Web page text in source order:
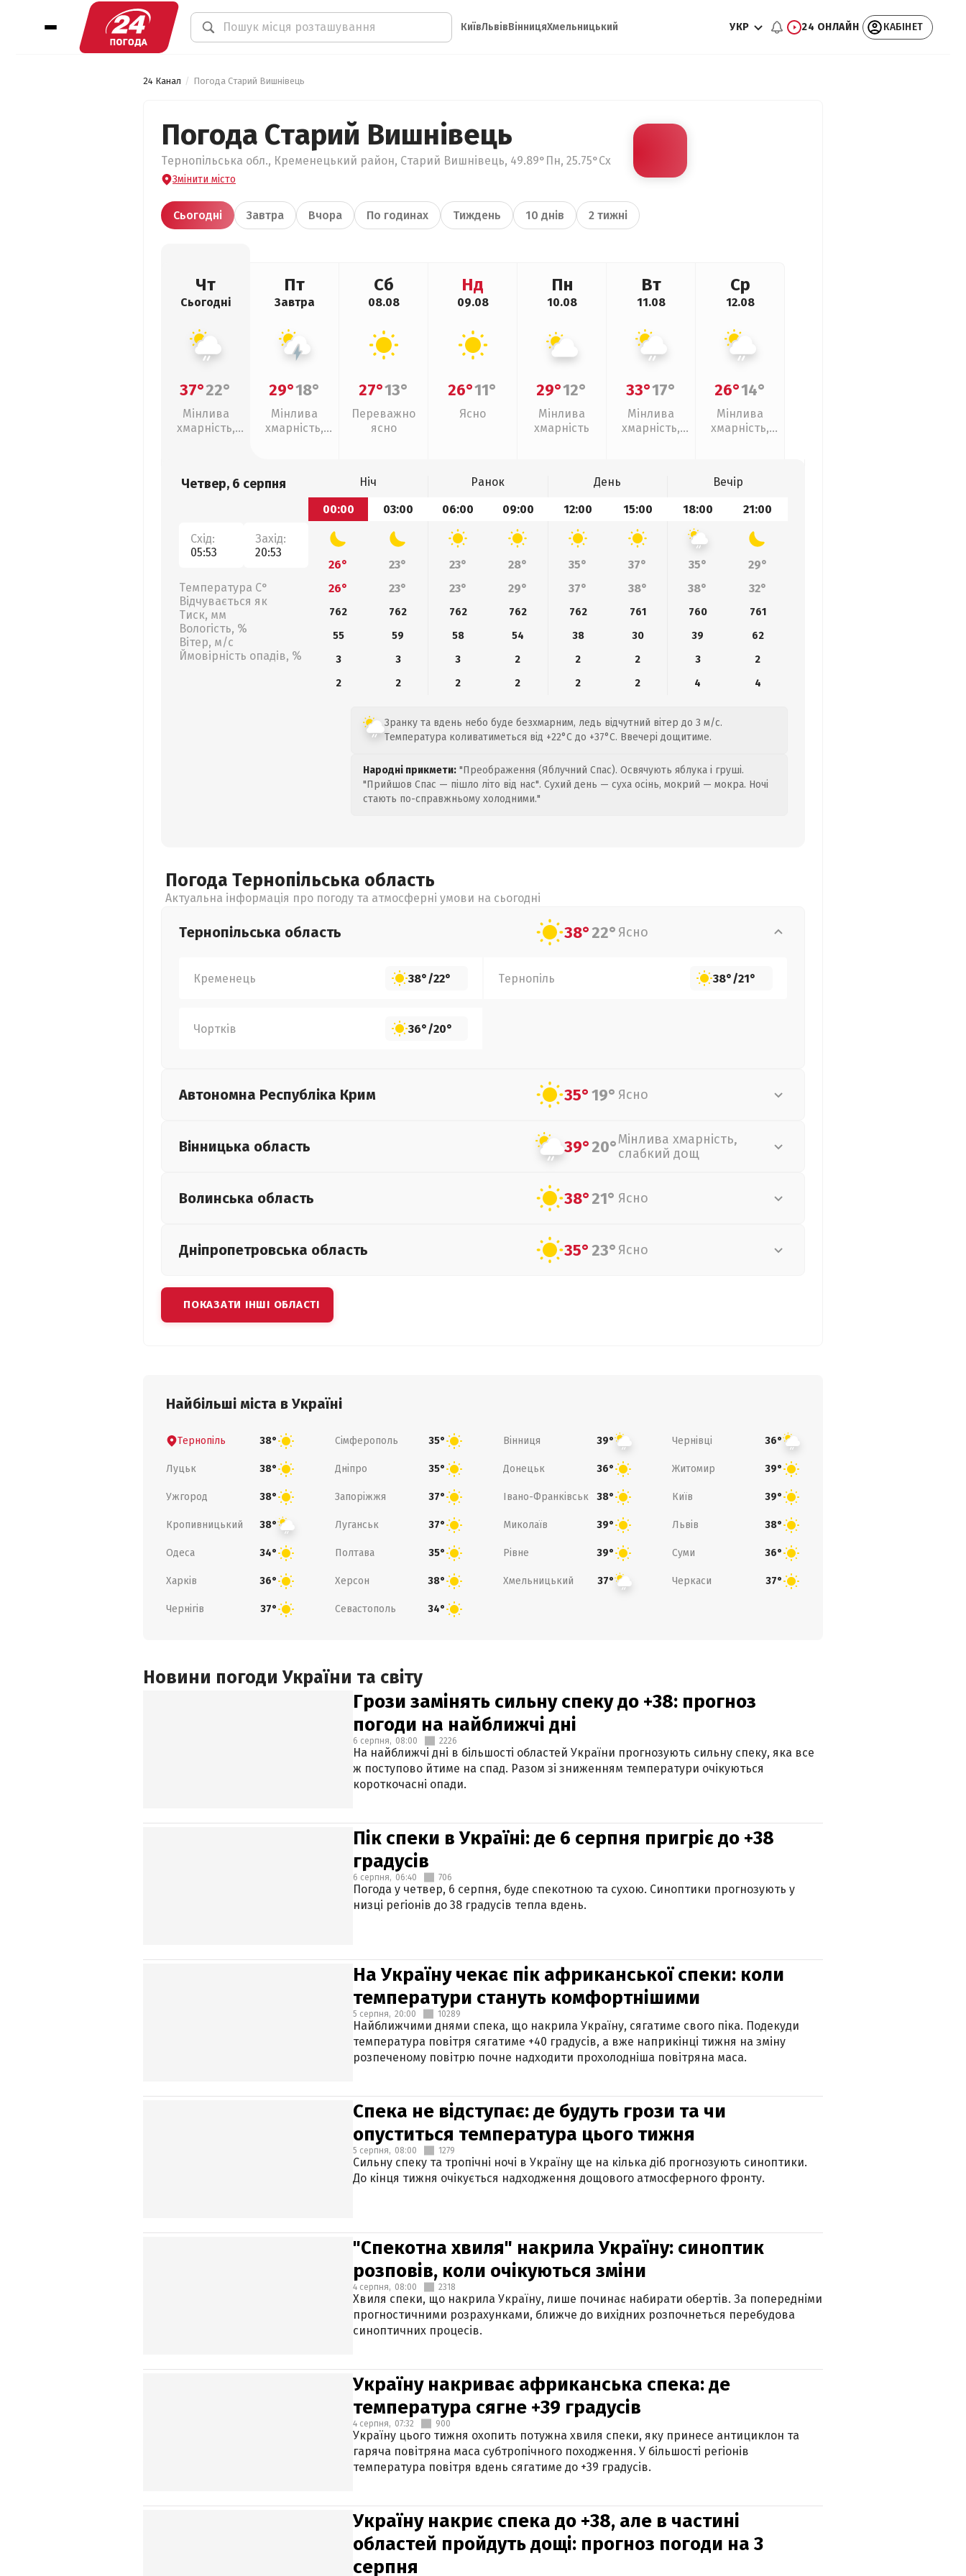
КиївЛьвівВінницяХмельницький УКР 24 ОНЛАЙН КАБІНЕТ
24 Канал Погода Старий Вишнівець
Погода Старий Вишнівець
Тернопільська обл., Кременецький район, Старий Вишнівець, 49.89°Пн, 25.75°Сх
Змінити місто
Сьогодні Завтра Вчора По годинах Тиждень 10 днів 2 тижні
Чт
Сьогодні
37°22°
Мінлива
хмарність,
Пт
Завтра
29°18°
Мінлива
хмарність,
Сб
08.08
27°13°
Переважно
ясно
Нд
09.08
26°11°
Ясно
Пн
10.08
29°12°
Мінлива
хмарність
Вт
11.08
33°17°
Мінлива
хмарність,
Ср
12.08
26°14°
Мінлива
хмарність,
Четвер, 6 серпня
Схід:
05:53
Захід:
20:53
Температура С°
Відчувається як
Тиск, мм
Вологість, %
Вітер, м/с
Ймовірність опадів, %
Ніч Ранок День
Вечір
00:00
03:00 06:00 09:00 12:00 15:00 18:00 21:00
26° 23° 23° 28° 35° 37° 35°
29°
26°
23° 23° 29° 37° 38° 38° 32°
762 762 762 762 762 761 760
761
55
59 58 54 38 30 39
62
3
3 3 2 2 2 3
2
2
2 2 2 2 2 4 4
Зранку та вдень небо буде безхмарним, ледь відчутний вітер до 3 м/с.
Температура коливатиметься від +22°C до +37°C. Ввечері дощитиме.
Народні прикмети: "Преображення (Яблучний Спас). Освячують яблука і груші.
"Прийшов Спас — пішло літо від нас". Сухий день — суха осінь, мокрий — мокра. Ночі
стають по-справжньому холодними."
Погода Тернопільська область
Актуальна інформація про погоду та атмосферні умови на сьогодні
Тернопільська область 38°22° Ясно
Кременець 38°/22° Тернопіль 38°/21°
Чортків 36°/20°
Автономна Республіка Крим 35°19° Ясно
Вінницька область 39°20°Мінлива хмарність,
слабкий дощ
Волинська область 38°21° Ясно
Дніпропетровська область 35°23° Ясно
ПОКАЗАТИ ІНШІ ОБЛАСТІ
Найбільші міста в Україні
Тернопіль 38° Сімферополь 35° Вінниця 39° Чернівці 36°
Луцьк 38° Дніпро 35° Донецьк 36° Житомир 39°
Ужгород 38° Запоріжжя 37° Івано-Франківськ 38° Київ 39°
Кропивницький 38° Луганськ 37° Миколаїв 39° Львів 38°
Одеса 34° Полтава 35° Рівне 39° Суми 36°
Харків 36° Херсон 38° Хмельницький 37° Черкаси 37°
Чернігів 37° Севастополь 34°
Новини погоди України та світу
Грози замінять сильну спеку до +38: прогноз
погоди на найближчі дні
6 серпня, 08:00 2226
На найближчі дні в більшості областей України прогнозують сильну спеку, яка все
ж поступово йтиме на спад. Разом зі зниженням температури очікуються
короткочасні опади.
Пік спеки в Україні: де 6 серпня пригріє до +38
градусів
6 серпня, 06:40 706
Погода у четвер, 6 серпня, буде спекотною та сухою. Синоптики прогнозують у
низці регіонів до 38 градусів тепла вдень.
На Україну чекає пік африканської спеки: коли
температури стануть комфортнішими
5 серпня, 20:00 10289
Найближчими днями спека, що накрила Україну, сягатиме свого піка. Подекуди
температура повітря сягатиме +40 градусів, а вже наприкінці тижня на зміну
розпеченому повітрю почне надходити прохолодніша повітряна маса.
Спека не відступає: де будуть грози та чи
опуститься температура цього тижня
5 серпня, 08:00 1279
Сильну спеку та тропічні ночі в Україну ще на кілька діб прогнозують синоптики.
До кінця тижня очікується надходження дощового атмосферного фронту.
"Спекотна хвиля" накрила Україну: синоптик
розповів, коли очікуються зміни
4 серпня, 08:00 2318
Хвиля спеки, що накрила Україну, лише починає набирати обертів. За попередніми
прогностичними розрахунками, ближче до вихідних розпочнеться перебудова
синоптичних процесів.
Україну накриває африканська спека: де
температура сягне +39 градусів
4 серпня, 07:32 900
Україну цього тижня охопить потужна хвиля спеки, яку принесе антициклон та
гаряча повітряна маса субтропічного походження. У більшості регіонів
температура повітря вдень сягатиме до +39 градусів.
Україну накриє спека до +38, але в частині
областей пройдуть дощі: прогноз погоди на 3
серпня